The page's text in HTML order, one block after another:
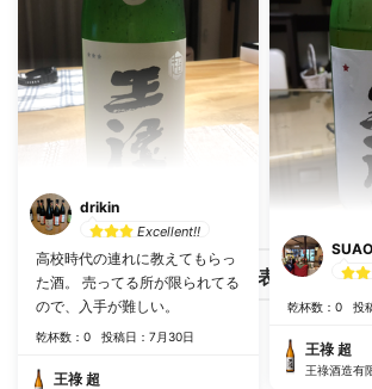
からか、甘さでダレることはな
くすっきり飲めます。大変美味
しいお酒でした。
drikin
Excellent!!
高校時代の連れに教えてもらっ
た酒。 売ってる所が限られてる
ので、入手が難しい。
乾杯数：0 投稿日：7月30日
王祿 超
SUAO
乾杯数：0 投
王祿 超
王祿酒造有
さらに表示する